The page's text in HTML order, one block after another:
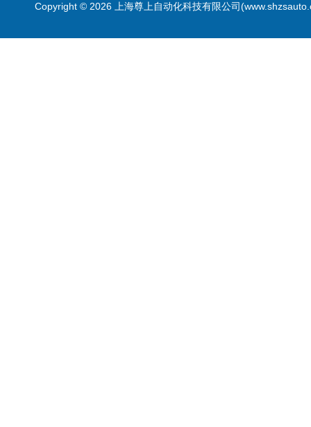
Copyright © 2026 上海尊上自动化科技有限公司